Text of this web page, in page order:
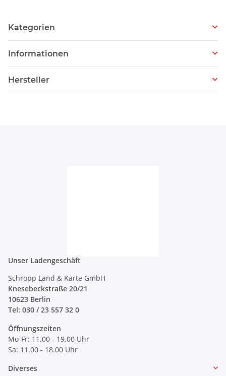
Kategorien
Informationen
Hersteller
Unser Ladengeschäft
Schropp Land & Karte GmbH
Knesebeckstraße 20/21
10623 Berlin
Tel: 030 / 23 557 32 0
Öffnungszeiten
Mo-Fr: 11.00 - 19.00 Uhr
Sa: 11.00 - 18.00 Uhr
Diverses